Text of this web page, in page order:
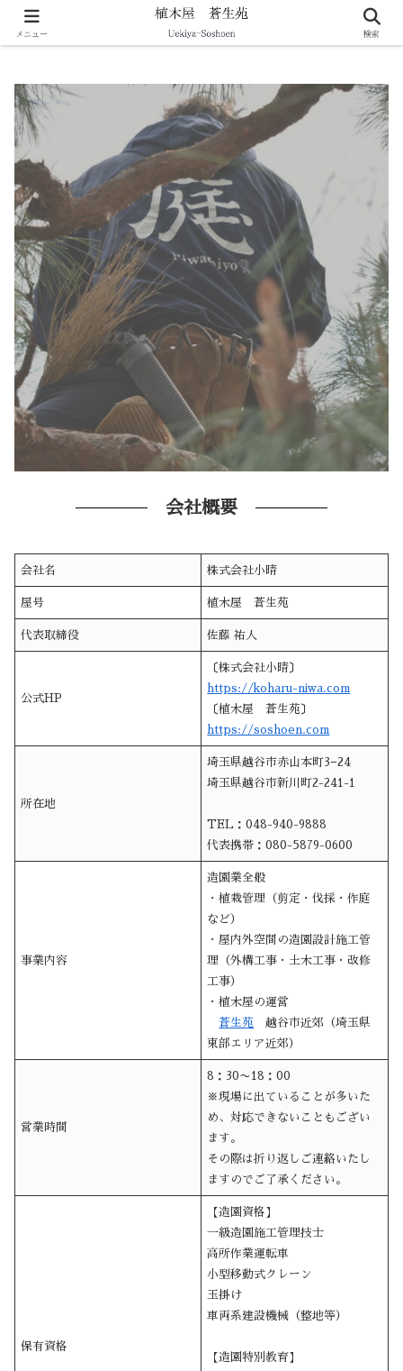
剪定・伐採・庭づくりなど暮らしの造園をサポート
会社概要
会社名 株式会社小晴
屋号 植木屋 蒼生苑
代表取締役 佐藤 祐人
公式HP
〔株式会社小晴〕
https://koharu-niwa.com
〔植木屋 蒼生苑〕
https://soshoen.com
所在地
埼玉県越谷市赤山本町3−24
埼玉県越谷市新川町2-241-1
TEL：048-940-9888
代表携帯：080-5879-0600
事業内容
造園業全般
・植栽管理（剪定・伐採・作庭
など）
・屋内外空間の造園設計施工管
理（外構工事・土木工事・改修
工事）
・植木屋の運営
蒼生苑
越谷市近郊（埼玉県
東部エリア近郊）
営業時間
8：30〜18：00
※現場に出ていることが多いた
め、対応できないこともござい
ます。
その際は折り返しご連絡いたし
ますのでご了承ください。
保有資格
【造園資格】
一級造園施工管理技士
高所作業運転車
小型移動式クレーン
玉掛け
車両系建設機械（整地等）
【造園特別教育】
メニュー 検索